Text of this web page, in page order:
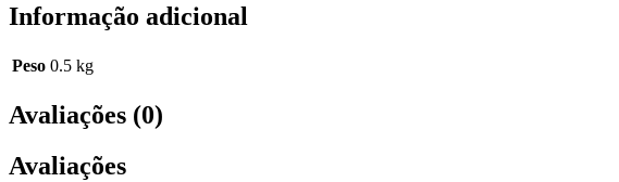
Informação adicional
Peso 0.5 kg
Avaliações (0)
Avaliações